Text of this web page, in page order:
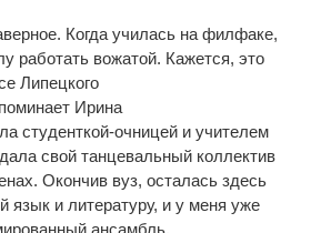
Когда училась на филфаке,
работать вожатой. Кажется, это
Липецкого
Ирина
студенткой-очницей и учителем
свой танцевальный коллектив
Окончив вуз, осталась здесь
язык и литературу, и у меня уже